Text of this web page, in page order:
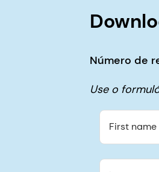
Número de
Use o
First name